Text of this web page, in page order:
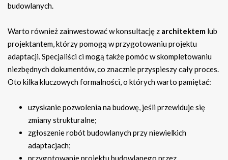
budowlanych.
Warto również zainwestować w konsultację z architektem lub
projektantem, którzy pomogą w przygotowaniu projektu
adaptacji. Specjaliści ci mogą także pomóc w skompletowaniu
niezbędnych dokumentów, co znacznie przyspieszy cały proces.
Oto kilka kluczowych formalności, o których warto pamiętać:
uzyskanie pozwolenia na budowę, jeśli przewiduje się
zmiany strukturalne;
zgłoszenie robót budowlanych przy niewielkich
adaptacjach;
przygotowanie projektu budowlanego przez